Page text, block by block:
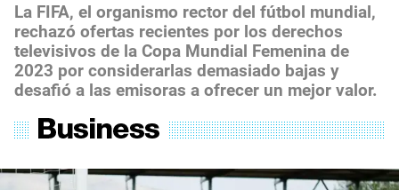
La FIFA, el organismo rector del fútbol mundial,
rechazó ofertas recientes por los derechos
televisivos de la Copa Mundial Femenina de
2023 por considerarlas demasiado bajas y
desafió a las emisoras a ofrecer un mejor valor.